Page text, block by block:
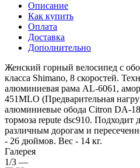
Описание
Как купить
Оплата
Доставка
Дополнительно
Женский горный велосипед с
класса Shimano, 8 скоростей.
алюминиевая рама AL-6061,
451MLO (Предварительная
алюминиевые обода Citron DA-
тормоза repute dsc910. Подходит
различным дорогам и
- 26 дюймов. Вес - 14 кг.
Галерея
1/3 —